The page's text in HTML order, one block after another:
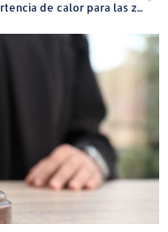
Advertencia de calor para las zonas costeras de la Isla